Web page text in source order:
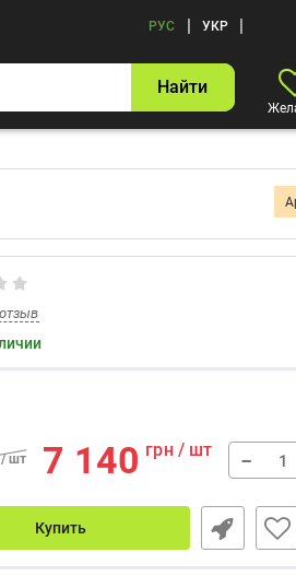
РУС | УКР |
Найти
/ шт 7 140 грн / шт −
Купить